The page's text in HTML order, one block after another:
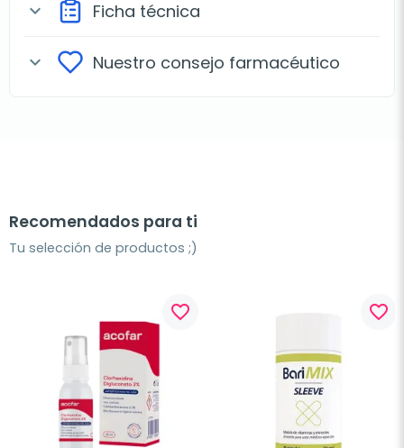
expand_more Ficha técnica
expand_more Nuestro consejo farmacéutico
Recomendados para ti
Tu selección de productos ;)
favorite_border favorite_border